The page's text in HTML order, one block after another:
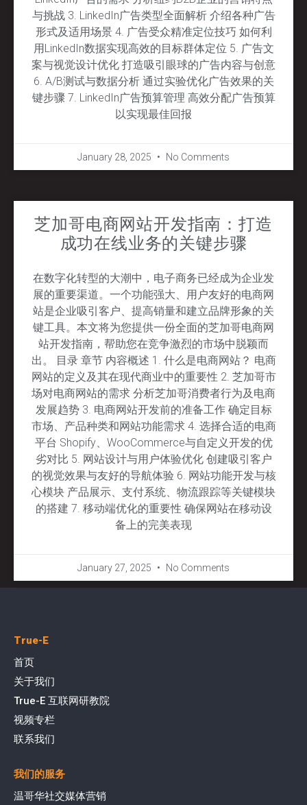
与挑战 3. LinkedIn广告类型全面解析 介绍各种广告
形式及适用场景 4. 广告受众精准定位技巧 如何利
用LinkedIn数据实现高效的目标群体定位 5. 广告文
案与视觉设计优化 打造吸引眼球的广告内容与创意
6. A/B测试与数据分析 通过实验优化广告效果的关
键步骤 7. LinkedIn广告预算管理 高效分配广告预算
以实现最佳回报
January 28, 2025 No Comments
芝加哥电商网站开发指南：打造
成功在线业务的关键步骤
在数字化转型的大潮中，电子商务已经成为企业发
展的重要渠道。一个功能强大、用户友好的电商网
站是企业吸引客户、提高销量和建立品牌形象的关
键工具。本文将为您提供一份全面的芝加哥电商网
站开发指南，帮助您在竞争激烈的市场中脱颖而
出。 目录 章节 内容概述 1. 什么是电商网站？ 电商
网站的定义及其在现代商业中的重要性 2. 芝加哥市
场对电商网站的需求 分析芝加哥消费者行为及电商
发展趋势 3. 电商网站开发前的准备工作 确定目标
市场、产品种类和网站功能需求 4. 选择合适的电商
平台 Shopify、WooCommerce与自定义开发的优
劣对比 5. 网站设计与用户体验优化 创建吸引客户
的视觉效果与友好的导航体验 6. 网站功能开发与核
心模块 产品展示、支付系统、物流跟踪等关键模块
的搭建 7. 移动端优化的重要性 确保网站在移动设
备上的完美表现
January 27, 2025 No Comments
True-E
首页
关于我们
True-E 互联网研教院
视频专栏
联系我们
我们的服务
温哥华社交媒体营销